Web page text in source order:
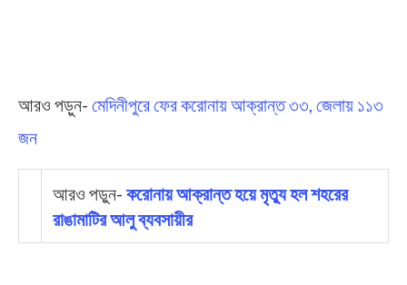
আরও পড়ুন- মেদিনীপুরে ফের করোনায় আক্রান্ত ৩৩, জেলায় ১১৩
জন
আরও পড়ুন- করোনায় আক্রান্ত হয়ে মৃত্যু হল শহরের
রাঙামাটির আলু ব্যবসায়ীর